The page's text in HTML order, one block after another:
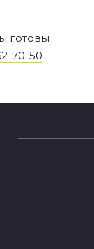
готовы
70-50